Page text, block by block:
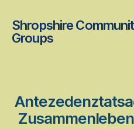
Shropshire
Groups